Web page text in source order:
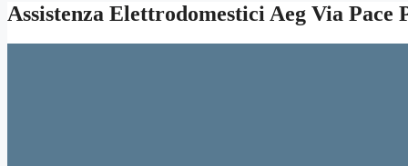
Assistenza Elettrodomestici Aeg Via Pace